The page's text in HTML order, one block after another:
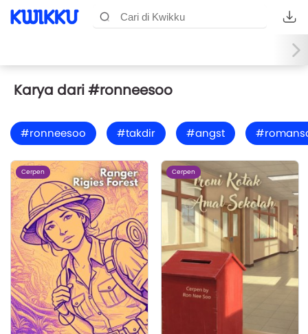
Karya dari #ronneesoo
#ronneesoo #takdir #angst
Cerpen Cerpen